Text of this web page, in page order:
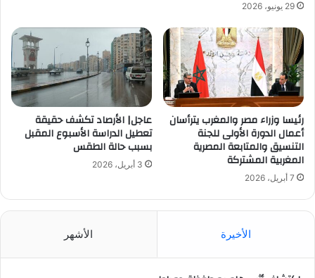
29 يونيو، 2026
رئيسا وزراء مصر والمغرب يترأسان
أعمال الدورة الأولى للجنة
التنسيق والمتابعة المصرية
المغربية المشتركة
7 أبريل، 2026
عاجل| الأرصاد تكشف حقيقة
تعطيل الدراسة الأسبوع المقبل
بسبب حالة الطقس
3 أبريل، 2026
الأخيرة الأشهر